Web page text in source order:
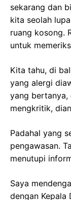
sekarang dan
kita seolah
ruang kosong.
untuk
Kita tahu, di
yang alergi
yang bertanya,
mengkritik,
Padahal yang
pengawasan.
menutupi
Saya
dengan Kepala